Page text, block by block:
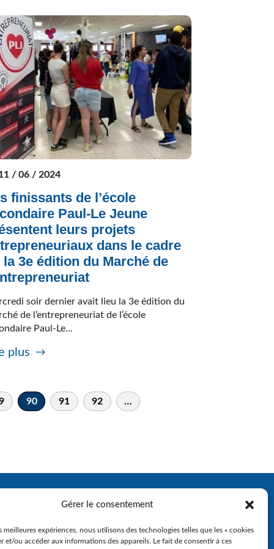
Gérer le consentement
meilleures expériences, nous utilisons des technologies telles que les « cookies
et/ou accéder aux informations des appareils. Le fait de consentir à ces
/ 06 / 2024
finissants de l’école
Paul-Le Jeune
leurs projets
dans le cadre
la 3e édition du Marché de
soir dernier avait lieu la 3e édition du
de l’entrepreneuriat de l’école
Paul-Le...
plus
90 91 92 …